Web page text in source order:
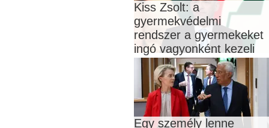
Kiss Zsolt: a
gyermekvédelmi
rendszer a gyermekeket
ingó vagyonként kezeli
Egy személy lenne